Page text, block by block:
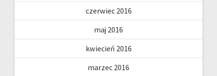
czerwiec 2016
maj 2016
kwiecień 2016
marzec 2016